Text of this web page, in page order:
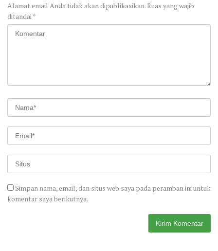
Alamat email Anda tidak akan dipublikasikan.Ruas yang wajib
ditandai *
Simpan nama, email, dan situs web saya pada peramban ini untuk
komentar saya berikutnya.